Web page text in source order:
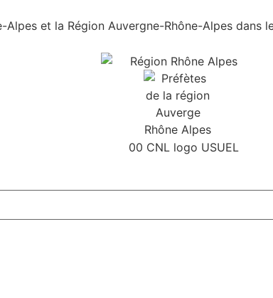
Alpes et la Région Auvergne-Rhône-Alpes